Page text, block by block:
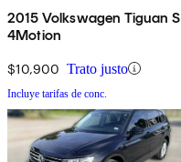
2015 Volkswagen Tiguan S
4Motion
$10,900 Trato justo
Incluye tarifas de conc.